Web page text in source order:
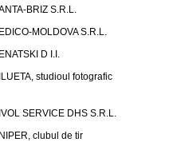
BRIZ S.R.L.
MOLDOVA S.R.L.
D I.I.
studioul fotografic
SERVICE DHS S.R.L.
clubul de tir